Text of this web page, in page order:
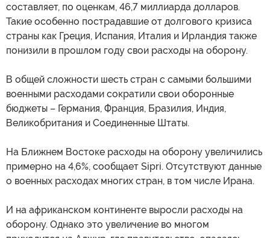
составляет, по оценкам, 46,7 миллиарда долларов.
Такие особенно пострадавшие от долгового кризиса
страны как Греция, Испания, Италия и Ирландия также
понизили в прошлом году свои расходы на оборону.
В общей сложности шесть стран с самыми большими
военными расходами сократили свои оборонные
бюджеты – Германия, Франция, Бразилия, Индия,
Великобритания и Соединенные Штаты.
На Ближнем Востоке расходы на оборону увеличились
примерно на 4,6%, сообщает Sipri. Отсутствуют данные
о военных расходах многих стран, в том числе Ирана.
И на африканском континенте выросли расходы на
оборону. Однако это увеличение во многом